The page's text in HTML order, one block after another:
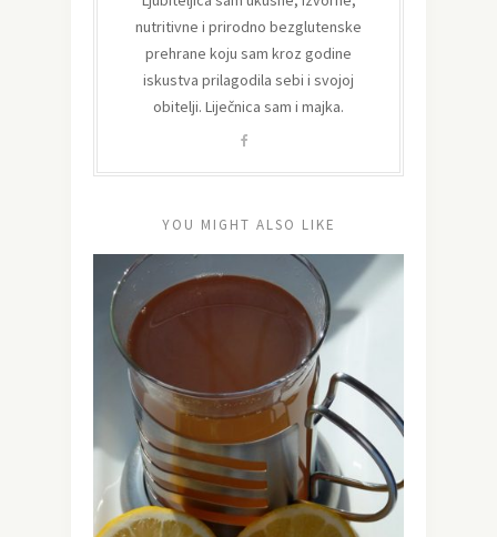
nutritivne i prirodno bezglutenske
prehrane koju sam kroz godine
iskustva prilagodila sebi i svojoj
obitelji. Liječnica sam i majka.
YOU MIGHT ALSO LIKE